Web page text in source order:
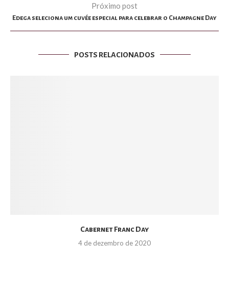
Próximo post
Edega seleciona um cuvée especial para celebrar o Champagne Day
POSTS RELACIONADOS
Cabernet Franc Day
4 de dezembro de 2020